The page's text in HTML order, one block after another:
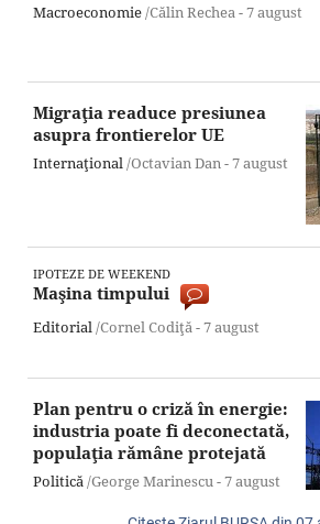
Macroeconomie/Călin Rechea -7 august
Migraţia readuce presiunea
asupra frontierelor UE
Internaţional/Octavian Dan -7 august
IPOTEZE DE WEEKEND
Maşina timpului
Editorial/Cornel Codiţă -7 august
Plan pentru o criză în energie:
industria poate fi deconectată,
populaţia rămâne protejată
Politică/George Marinescu -7 august